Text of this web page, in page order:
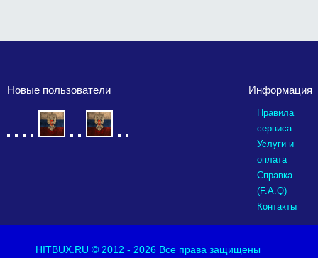
Новые пользователи Информация
Правила
сервиса
Услуги и
оплата
Справка
(F.A.Q)
Контакты
HITBUX.RU © 2012 - 2026 Все права защищены